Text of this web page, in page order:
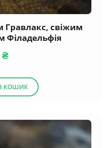
Гравлакс, свіжим
Філадельфія
₴
КОШИК